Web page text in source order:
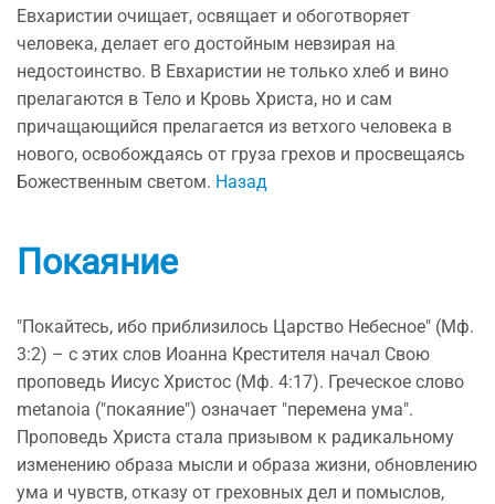
Евхаристии очищает, освящает и обоготворяет
человека, делает его достойным невзирая на
недостоинство. В Евхаристии не только хлеб и вино
прелагаются в Тело и Кровь Христа, но и сам
причащающийся прелагается из ветхого человека в
нового, освобождаясь от груза грехов и просвещаясь
Божественным светом. Назад
Покаяние
"Покайтесь, ибо приблизилось Царство Небесное" (Мф.
3:2) – с этих слов Иоанна Крестителя начал Свою
проповедь Иисус Христос (Мф. 4:17). Греческое слово
metanoia ("покаяние") означает "перемена ума".
Проповедь Христа стала призывом к радикальному
изменению образа мысли и образа жизни, обновлению
ума и чувств, отказу от греховных дел и помыслов,